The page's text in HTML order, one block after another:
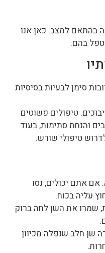
בהתאם למצב. כאן אנו
בהם.
סימן לבעיות בסיסיות
טיפולים פשוטים
והנחת סתימות, בעוד
טיפולי שורש.
אתם יכולים, נסו
עליה בכוח.
שמרו את השן לחה ברוק
שן חלב שנפלה מכיוון